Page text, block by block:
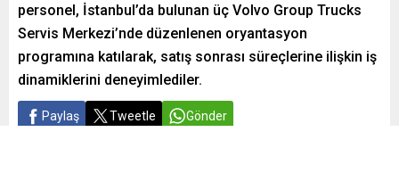
personel, İstanbul’da bulunan üç Volvo Group Trucks
Servis Merkezi’nde düzenlenen oryantasyon
programına katılarak, satış sonrası süreçlerine ilişkin iş
dinamiklerini deneyimlediler.
Paylaş Tweetle Gönder